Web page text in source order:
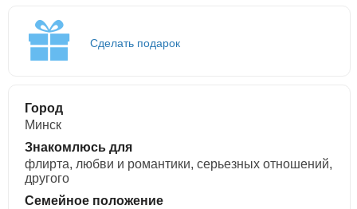
Сделать подарок
Город
Минск
Знакомлюсь для
флирта, любви и романтики, cерьезных отношений,
другого
Семейное положение